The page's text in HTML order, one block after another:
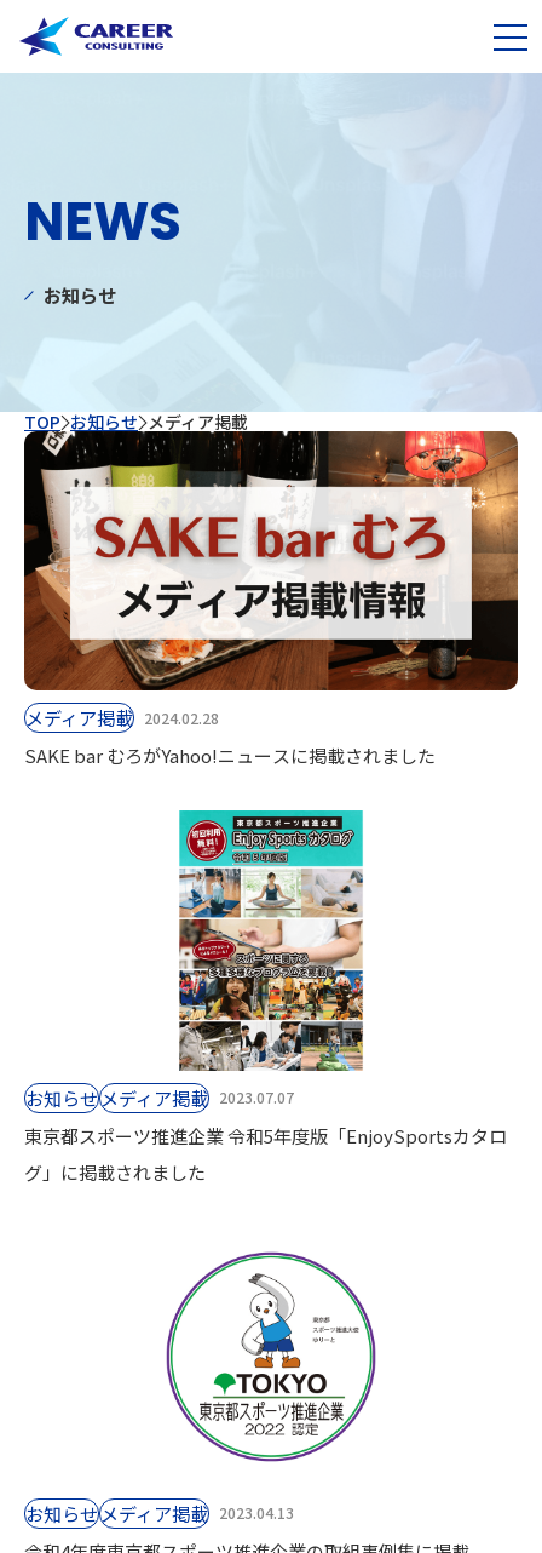
NEWS
お知らせ
TOP お知らせ ⁨⁩メディア掲載
⁨⁩メディア掲載 2024.02.28
SAKE bar むろがYahoo!ニュースに掲載されました
お知らせ⁨⁩メディア掲載 2023.07.07
東京都スポーツ推進企業 令和5年度版「EnjoySportsカタロ
グ」に掲載されました
お知らせ⁨⁩メディア掲載 2023.04.13